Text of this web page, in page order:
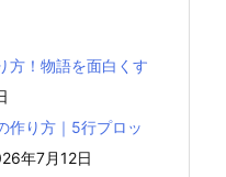
方！物語を面白くす
作り方｜5行プロッ
年7月12日